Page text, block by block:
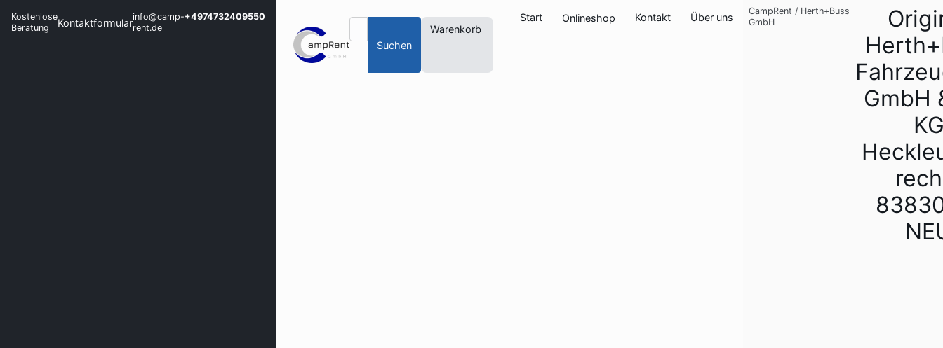
Kostenlose
Beratung
Kontaktformularinfo@camp-
rent.de
+4974732409550
Suchen
Warenkorb
Start Onlineshop Kontakt Über uns
CampRent
GmbH
/ Herth+Buss
GmbH